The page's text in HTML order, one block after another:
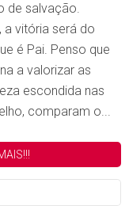
de salvação.
vitória será do
é Pai. Penso que
a valorizar as
escondida nas
comparam o...